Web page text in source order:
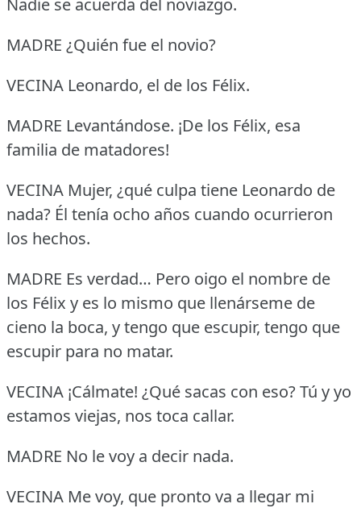
MADRE ¿Quién fue el novio?
VECINA Leonardo, el de los Félix.
MADRE Levantándose. ¡De los Félix, esa
familia de matadores!
VECINA Mujer, ¿qué culpa tiene Leonardo de
nada? Él tenía ocho años cuando ocurrieron
los hechos.
MADRE Es verdad… Pero oigo el nombre de
los Félix y es lo mismo que llenárseme de
cieno la boca, y tengo que escupir, tengo que
escupir para no matar.
VECINA ¡Cálmate! ¿Qué sacas con eso?Tú y yo
estamos viejas, nos toca callar.
MADRE No le voy a decir nada.
VECINA Me voy, que pronto va a llegar mi